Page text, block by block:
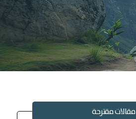
مقالات مقترحة